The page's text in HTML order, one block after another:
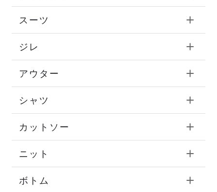
スーツ
ジレ
アウター
シャツ
カットソー
ニット
ボトム